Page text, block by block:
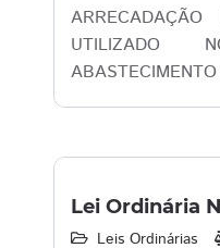
UTILIZADO
Lei Ordinária
Leis Ordinárias